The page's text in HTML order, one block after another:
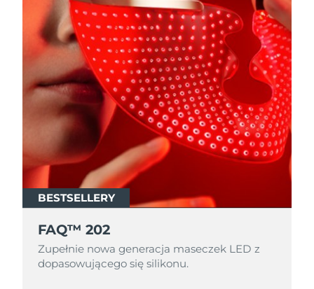
BESTSELLERY
FAQ™ 202
Zupełnie nowa generacja maseczek LED z
dopasowującego się silikonu.